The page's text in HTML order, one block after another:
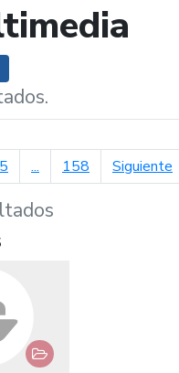
opciones de búsqueda
5 ... 158 Siguiente